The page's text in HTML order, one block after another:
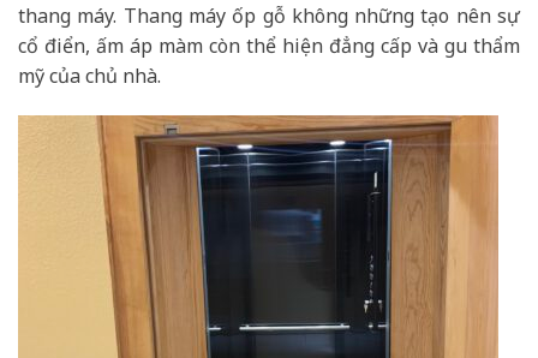
thang máy. Thang máy ốp gỗ không những tạo nên sự
cổ điển, ấm áp màm còn thể hiện đẳng cấp và gu thẩm
mỹ của chủ nhà.